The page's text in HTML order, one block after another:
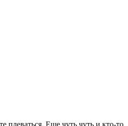
плеваться. Еще чуть чуть и кто-то